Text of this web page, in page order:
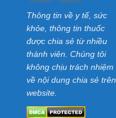
Thông tin về y tế, sức
khỏe, thông tin thuốc
được chia sẻ từ nhiều
thành viên. Chúng tôi
không chịu trách nhiệm
về nội dung chia sẻ trên
website.